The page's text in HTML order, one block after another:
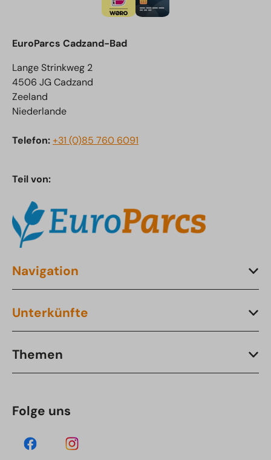
EuroParcs Cadzand-Bad
Lange Strinkweg 2
4506 JG Cadzand
Zeeland
Niederlande
Telefon:+31 (0)85 760 6091
Teil von:
Navigation
Unterkünfte
Themen
Folge uns